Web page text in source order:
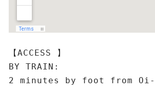
【ACCESS 】
BY TRAIN:
2 minutes by foot from Oi-